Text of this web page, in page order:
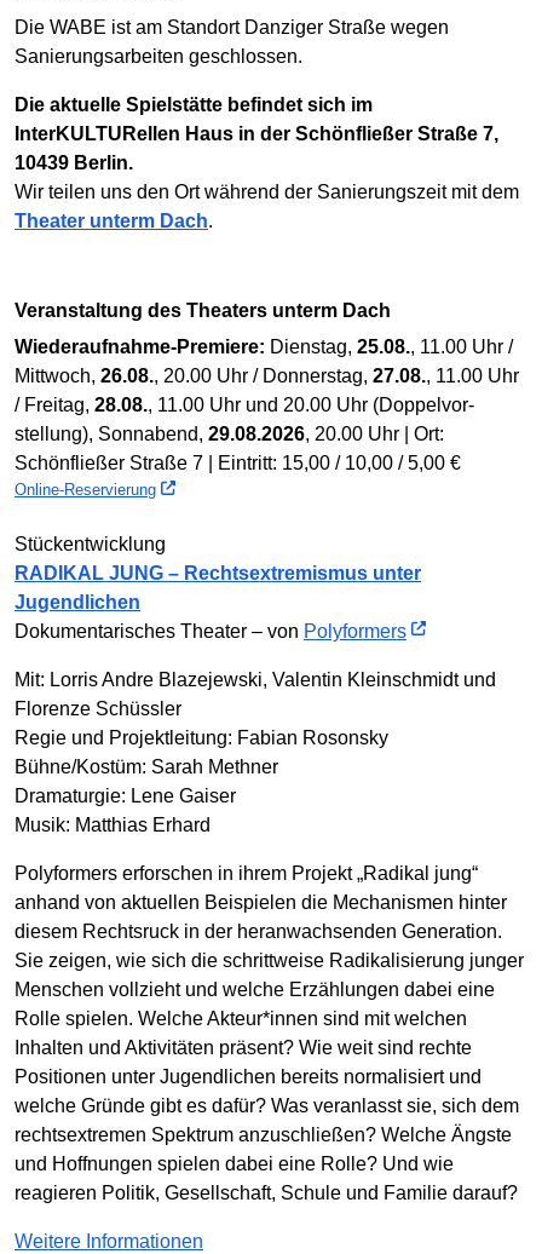
Die WABE ist am Standort Danziger Straße wegen
Sanierungsarbeiten geschlossen.
Die aktuelle Spielstätte befindet sich im
InterKULTURellen Haus in der Schönfließer Straße 7,
10439 Berlin.
Wir teilen uns den Ort während der Sanierungszeit mit dem
Theater unterm Dach.
Veranstaltung des Theaters unterm Dach
Wiederaufnahme-Premiere: Dienstag, 25.08., 11.00 Uhr /
Mittwoch, 26.08., 20.00 Uhr / Donnerstag, 27.08., 11.00 Uhr
/ Freitag, 28.08., 11.00 Uhr und 20.00 Uhr (Doppel­vor­
stellung), Sonnabend, 29.08.2026, 20.00 Uhr | Ort:
Schönfließer Straße 7 | Eintritt: 15,00 / 10,00 / 5,00 €
Online-Reservierung
Stückentwicklung
RADIKAL JUNG – Rechtsextremismus unter
Jugendlichen
Dokumentarisches Theater – von Polyformers
Mit: Lorris Andre Blazejewski, Valentin Kleinschmidt und
Florenze Schüssler
Regie und Projektleitung: Fabian Rosonsky
Bühne/Kostüm: Sarah Methner
Dramaturgie: Lene Gaiser
Musik: Matthias Erhard
Polyformers erforschen in ihrem Projekt „Radikal jung“
anhand von aktuellen Beispielen die Mechanismen hinter
diesem Rechts­ruck in der heran­wachsen­den Generation.
Sie zeigen, wie sich die schritt­weise Radikali­sierung junger
Menschen vollzieht und welche Erzählungen dabei eine
Rolle spielen. Welche Akteur*innen sind mit welchen
Inhalten und Aktivitäten präsent? Wie weit sind rechte
Positionen unter Jugend­lichen bereits normalisiert und
welche Gründe gibt es dafür? Was veranlasst sie, sich dem
rechts­extremen Spektrum anzu­schließen? Welche Ängste
und Hoffnungen spielen dabei eine Rolle? Und wie
reagieren Politik, Gesell­schaft, Schule und Familie darauf?
Weitere Informationen